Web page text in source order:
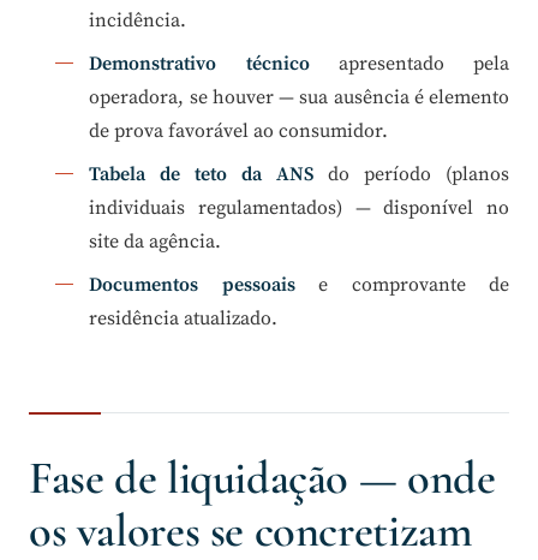
incidência.
Demonstrativo técnicoapresentado pela
operadora, se houver — sua ausência é elemento
de prova favorável ao consumidor.
Tabela de teto da ANS do período (planos
individuais regulamentados) — disponível no
site da agência.
Documentos pessoaise comprovante de
residência atualizado.
Fase de liquidação — onde
os valores se concretizam